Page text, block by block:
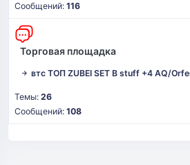
Сообщений: 116
Торговая площадка
втс ТОП ZUBEI SET B stuff +4 AQ/
Темы: 26
Сообщений: 108